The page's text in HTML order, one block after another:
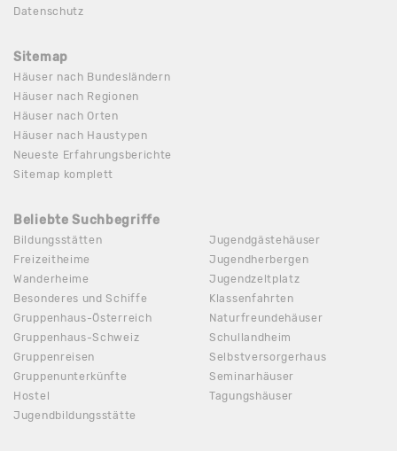
Datenschutz
Sitemap
Häuser nach Bundesländern
Häuser nach Regionen
Häuser nach Orten
Häuser nach Haustypen
Neueste Erfahrungsberichte
Sitemap komplett
Beliebte Suchbegriffe
Bildungsstätten
Freizeitheime
Wanderheime
Besonderes und Schiffe
Gruppenhaus-Österreich
Gruppenhaus-Schweiz
Gruppenreisen
Gruppenunterkünfte
Hostel
Jugendbildungsstätte
Jugendgästehäuser
Jugendherbergen
Jugendzeltplatz
Klassenfahrten
Naturfreundehäuser
Schullandheim
Selbstversorgerhaus
Seminarhäuser
Tagungshäuser